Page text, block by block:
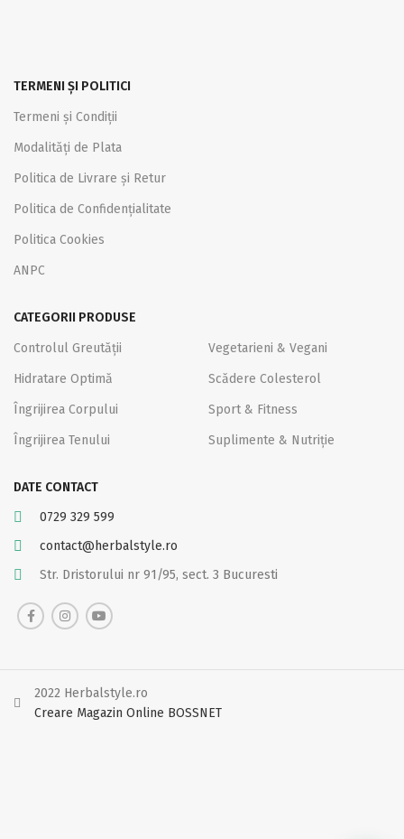
TERMENI ȘI POLITICI
Termeni și Condiții
Modalități de Plata
Politica de Livrare și Retur
Politica de Confidențialitate
Politica Cookies
ANPC
CATEGORII PRODUSE
Controlul Greutății
Hidratare Optimă
Îngrijirea Corpului
Îngrijirea Tenului
Vegetarieni & Vegani
Scădere Colesterol
Sport & Fitness
Suplimente & Nutriție
DATE CONTACT
0729 329 599
contact@herbalstyle.ro
Str. Dristorului nr 91/95, sect. 3 Bucuresti
2022 Herbalstyle.ro
Creare Magazin Online BOSSNET